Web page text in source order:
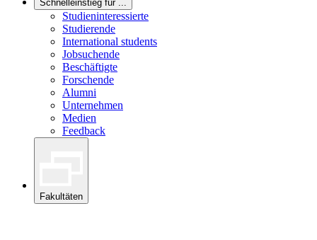
Schnelleinstieg für ...
Studieninteressierte
Studierende
International students
Jobsuchende
Beschäftigte
Forschende
Alumni
Unternehmen
Medien
Feedback
Fakultäten